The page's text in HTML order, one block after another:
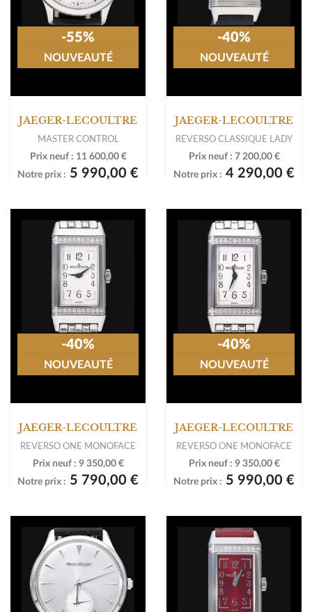
JAEGER-LECOULTRE
MASTER CONTROL
Prix neuf : 11 600,00 €
Notre prix : 5 990,00 €
-55%
NOUVEAUTÉ
JAEGER-LECOULTRE
REVERSO CLASSIQUE LADY
Prix neuf : 7 200,00 €
Notre prix : 4 290,00 €
-40%
NOUVEAUTÉ
JAEGER-LECOULTRE
REVERSO ONE MONOFACE
Prix neuf : 9 350,00 €
Notre prix : 5 790,00 €
-40%
NOUVEAUTÉ
JAEGER-LECOULTRE
REVERSO ONE MONOFACE
Prix neuf : 9 350,00 €
Notre prix : 5 990,00 €
-40%
NOUVEAUTÉ